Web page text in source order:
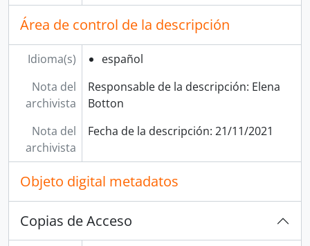
Área de control de la descripción
Idioma(s)
español
Nota del
archivista
Responsable de la descripción: Elena
Botton
Nota del
archivista
Fecha de la descripción: 21/11/2021
Objeto digital metadatos
Copias de Acceso